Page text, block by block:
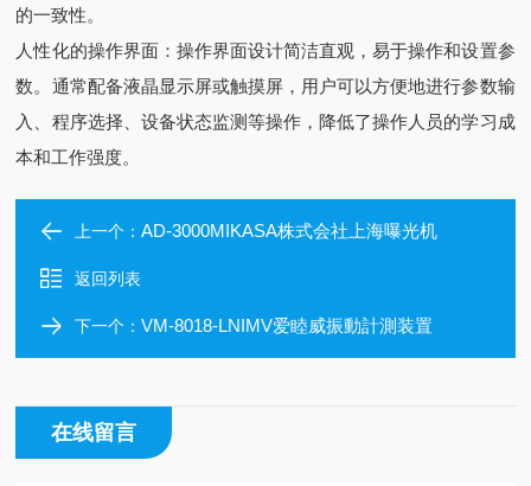
的一致性。
人性化的操作界面：操作界面设计简洁直观，易于操作和设置参
数。通常配备液晶显示屏或触摸屏，用户可以方便地进行参数输
入、程序选择、设备状态监测等操作，降低了操作人员的学习成
本和工作强度。
上一个：AD-3000MIKASA株式会社上海曝光机
返回列表
下一个：VM-8018-LNIMV爱睦威振動計測装置
在线留言